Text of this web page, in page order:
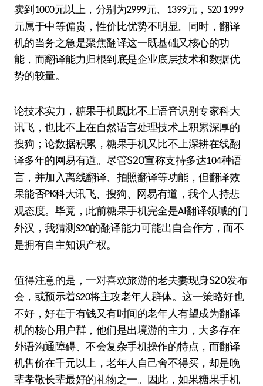
卖到 1000元以上，分别为2999元、 1399元， S20 1999
元属于中等偏贵，性价比优势不明显。同时，翻译
机的当务之急是聚焦翻译这一既基础又核心的功
能，而翻译能力归根到底是企业底层技术和数据优
势的较量。
论技术实力，糖果手机既比不上语音识别专家科大
讯飞，也比不上在自然语言处理技术上积累深厚的
搜狗；论数据积累，糖果手机又比不上深耕在线翻
译多年的网易有道。尽管S20宣称支持多达104种语
言，并加入离线翻译、拍照翻译等功能，但翻译效
果能否PK科大讯飞、搜狗、网易有道，我个人持悲
观态度。毕竟，此前糖果手机完全是AI翻译领域的门
外汉，我猜测 S20的翻译能力可能出自合作方，而不
是拥有自主知识产权。
值得注意的是，一对喜欢旅游的老夫妻现身S20发布
会，或预示着S20将主攻老年人群体。这一策略好也
不好，好在于有钱又有时间的老年人有望成为翻译
机的核心用户群，他们是出境游的主力，大多存在
外语沟通障碍、不会复杂手机操作的特点，而翻译
机售价在千元以上，老年人自己舍不得买，却是晚
辈孝敬长辈最好的礼物之一。因此，如果糖果手机